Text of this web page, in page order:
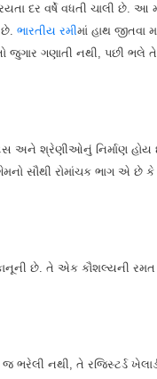
દર વર્ષે વધતી ચાલી છે. આ
ભારતીય રમીમાં હાથ
જુગાર ગણાતી નથી, પછી ભલે તે
અને શ્રેણીઓનું નિર્માણ
સૌથી રોમાંચક ભાગ એ છે
છે. તે એક કૌશલ્યની
જ ભરેલી નથી, તે